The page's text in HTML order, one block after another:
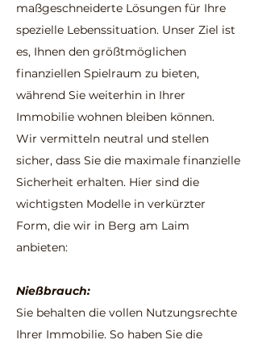
maßgeschneiderte Lösungen für Ihre
spezielle Lebenssituation. Unser Ziel ist
es, Ihnen den größtmöglichen
finanziellen Spielraum zu bieten,
während Sie weiterhin in Ihrer
Immobilie wohnen bleiben können.
Wir vermitteln neutral und stellen
sicher, dass Sie die maximale finanzielle
Sicherheit erhalten. Hier sind die
wichtigsten Modelle in verkürzter
Form, die wir in Berg am Laim
anbieten:
Nießbrauch:
Sie behalten die vollen Nutzungsrechte
Ihrer Immobilie. So haben Sie die